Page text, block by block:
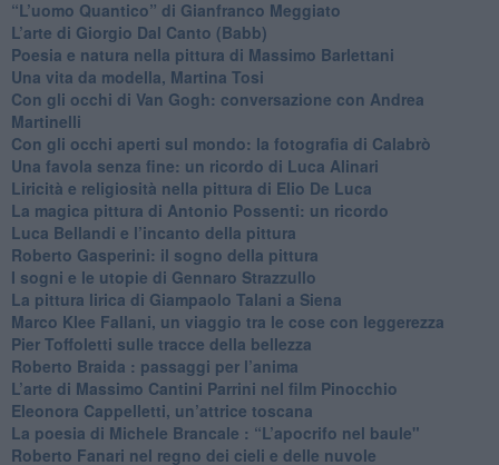
“L’uomo Quantico” di Gianfranco Meggiato
​L’arte di Giorgio Dal Canto (Babb)
Poesia e natura nella pittura di Massimo Barlettani
Una vita da modella, Martina Tosi
​Con gli occhi di Van Gogh: conversazione con Andrea
Martinelli
​Con gli occhi aperti sul mondo: la fotografia di Calabrò
Una favola senza fine: un ricordo di Luca Alinari
Liricità e religiosità nella pittura di Elio De Luca
La magica pittura di Antonio Possenti: un ricordo
Luca Bellandi e l’incanto della pittura
​Roberto Gasperini: il sogno della pittura
I sogni e le utopie di Gennaro Strazzullo
La pittura lirica di Giampaolo Talani a Siena
​Marco Klee Fallani, un viaggio tra le cose con leggerezza
​Pier Toffoletti sulle tracce della bellezza
​Roberto Braida : passaggi per l’anima
​L’arte di Massimo Cantini Parrini nel film Pinocchio
Eleonora Cappelletti, un’attrice toscana
​La poesia di Michele Brancale : “L’apocrifo nel baule"
Roberto Fanari nel regno dei cieli e delle nuvole